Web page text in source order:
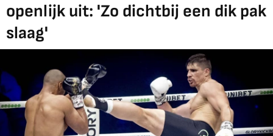
openlijk uit: 'Zo dichtbij een dik pak
slaag'